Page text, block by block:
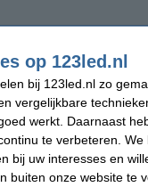
op 123led.nl
bij 123led.nl zo
vergelijkbare
werkt. Daarnaast
te verbeteren.
bij uw interesses en
buiten onze website te